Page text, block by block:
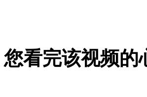
您看完该视频的